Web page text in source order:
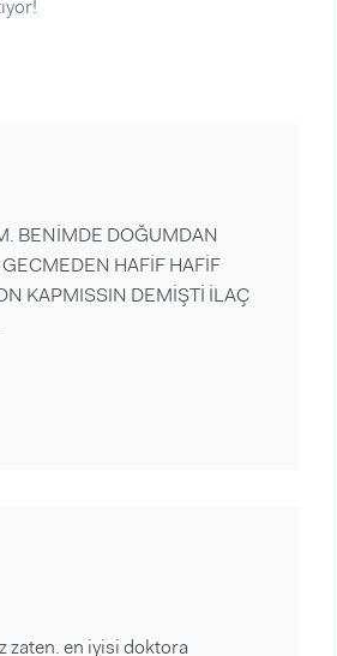
BENİMDE DOĞUMDAN
HAFİF HAFİF
KAPMISSIN DEMİŞTİ İLAÇ
zaten. en iyisi doktora